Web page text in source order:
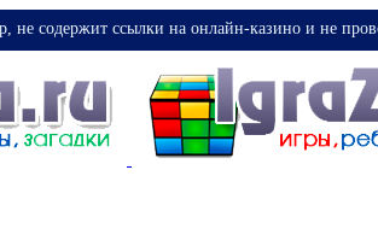
содержит ссылки на онлайн-казино и не